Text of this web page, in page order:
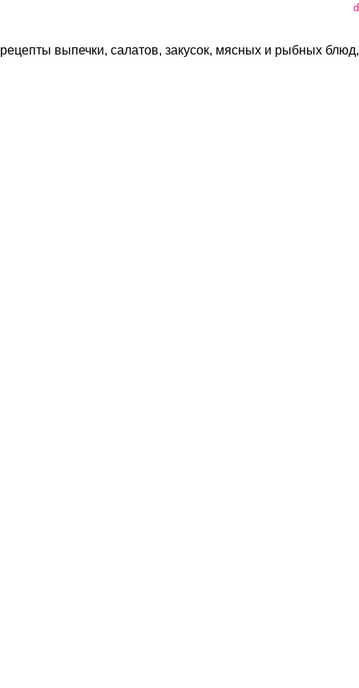
рецепты выпечки, салатов, закусок, мясных и рыбных